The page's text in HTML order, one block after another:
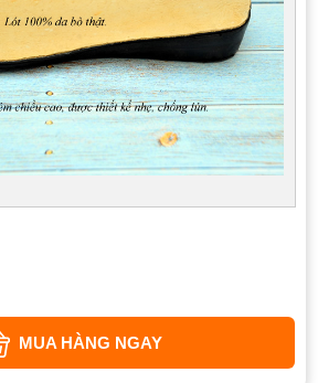
MUA HÀNG NGAY